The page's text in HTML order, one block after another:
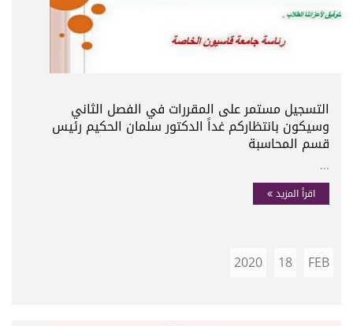
التسجيل مستمر على المقررات في الفصل الثاني
وسيكون بانتظاركم غداً الدكتور سلمان الحكيم رئيس
قسم المحاسبة
...
اقرأ المزيد
FEB
18
2020